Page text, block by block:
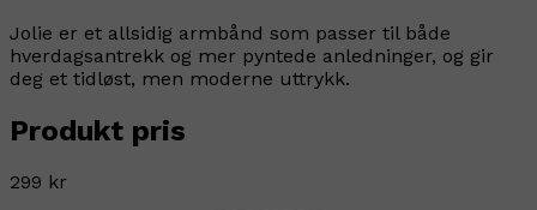
Jolie er et allsidig armbånd som passer til både
hverdagsantrekk og mer pyntede anledninger, og gir
deg et tidløst, men moderne uttrykk.
Produkt pris
299 kr